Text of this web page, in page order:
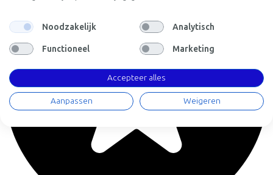
Bespaar
€1.021,87
Noodzakelijk Analytisch
Functioneel Marketing
Accepteer alles
Aanpassen Weigeren